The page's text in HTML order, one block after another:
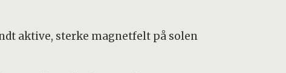
aktive, sterke magnetfelt på solen